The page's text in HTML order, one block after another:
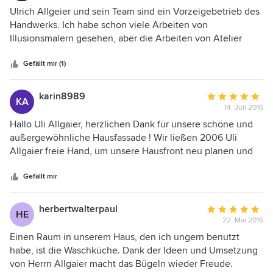
Bandbreite. Ich habe Herrn Allgaier für die Anfertigung von
perspektivisch ausgefallenen Hintergründen für
Fotoproduktionen angefragt. Ich wurde überaus freundlich
und fachkundig beraten und Herr Allgaier hat die gestellten
Themen mit eigenen Ideen ergänzt und umgesetzt.
5
von
5
Ulrich Allgeier und sein Team sind ein Vorzeigebetrieb des
Handwerks. Ich habe schon viele Arbeiten von
Illusionsmalern gesehen, aber die Arbeiten von Atelier
Kreationen sind einmalig, auch die Umsetzung am Objekt
ist hervorragend. Ich wünsche Ulrich Allgeier und seinem
Team weiterhin sehr viel Erfolg mit ihren Arbeiten und kann
sie nur wärmstens weiter empfehlen.
Gefällt mir (1)
KA karin8989
Bewertung:
5
von
5
14. Juli 2016
Hallo Uli Allgaier, herzlichen Dank für unsere schöne und
außergewöhnliche Hausfassade ! Wir ließen 2006 Uli
Allgaier freie Hand, um unsere Hausfront neu planen und
getroffen. Sowohl in der Farb- als auch in der
Motivgestaltung wunderbar gelungen. Mein Fotostudio
Atelier Karin sticht so schon optisch aus dem braunen
Häusereinerlei heraus und ich bin heute noch sehr
glücklich, dass wir uns das gegönnt haben. Wünsche
weiterhin so gute Ideen und viele weitere tolle Objekte.
Herzliche Grüße Karin Besserer
Gefällt mir
HE herbertwalterpaul
Bewertung:
5
von
5
22. Mai 2016
Einen Raum in unserem Haus, den ich ungern benutzt
habe, ist die Waschküche. Dank der Ideen und Umsetzung
von Herrn Allgaier macht das Bügeln wieder Freude.